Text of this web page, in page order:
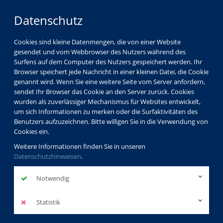
Datenschutz
Cookies sind kleine Datenmengen, die von einer Website
gesendet und vom Webbrowser des Nutzers während des
Surfens auf dem Computer des Nutzers gespeichert werden. Ihr
Browser speichert jede Nachricht in einer kleinen Datei, die Cookie
genannt wird. Wenn Sie eine weitere Seite vom Server anfordern,
sendet Ihr Browser das Cookie an den Server zurück. Cookies
wurden als zuverlässiger Mechanismus für Websites entwickelt,
um sich Informationen zu merken oder die Surfaktivitäten des
Benutzers aufzuzeichnen. Bitte willigen Sie in die Verwendung von
Cookies ein.
Weitere Informationen finden Sie in unseren
Datenschutzhinweisen.
Notwendig
Statistik